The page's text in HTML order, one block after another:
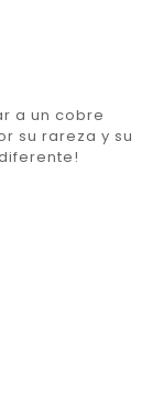
a un cobre
su rareza y su